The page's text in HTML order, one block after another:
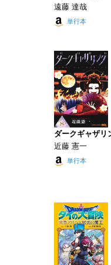
遠藤 達哉
単行本
ダークギャザリ
近藤 憲一
単行本